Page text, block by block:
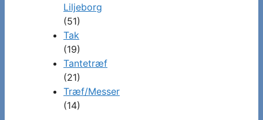
Liljeborg
(51)
Tak
(19)
Tantetræf
(21)
Træf/Messer
(14)